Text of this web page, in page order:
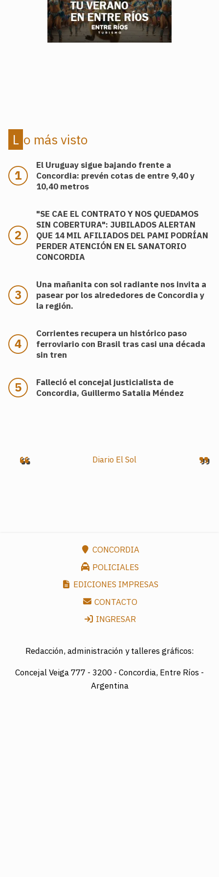
Lo más visto
El Uruguay sigue bajando frente a
Concordia: prevén cotas de entre 9,40 y
10,40 metros
"SE CAE EL CONTRATO Y NOS QUEDAMOS
SIN COBERTURA": JUBILADOS ALERTAN
QUE 14 MIL AFILIADOS DEL PAMI PODRÍAN
PERDER ATENCIÓN EN EL SANATORIO
CONCORDIA
Una mañanita con sol radiante nos invita a
pasear por los alrededores de Concordia y
la región.
Corrientes recupera un histórico paso
ferroviario con Brasil tras casi una década
sin tren
Falleció el concejal justicialista de
Concordia, Guillermo Satalia Méndez
Diario El Sol
CONCORDIA
POLICIALES
EDICIONES IMPRESAS
CONTACTO
INGRESAR
Redacción, administración y talleres gráficos:
Concejal Veiga 777 - 3200 - Concordia, Entre Ríos -
Argentina